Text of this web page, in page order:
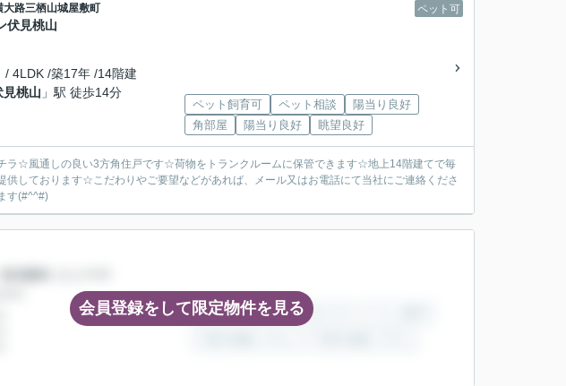
ペット可
大路三栖山城屋敷町
伏見桃山
/ 4LDK /築17年 /14階建
見桃山 」駅 徒歩14分
ペット飼育可 ペット相談
陽当り良好
角部屋
陽当り良好 眺望良好
ラ☆風通しの良い3方角住戸です☆荷物をトランクルームに保管できます☆地上14階建てで毎
しております☆こだわりやご要望などがあれば、メール又はお電話にて当社にご連絡くださ
す(#^^#)
会員登録をして限定物件を見る